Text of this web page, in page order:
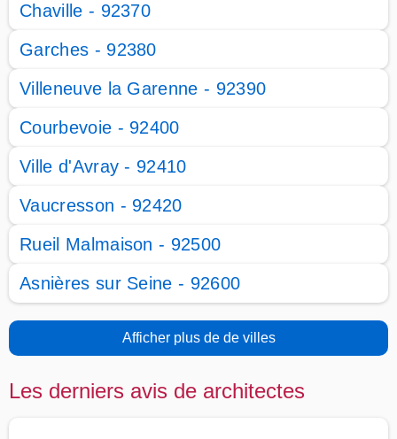
Chaville - 92370
Garches - 92380
Villeneuve la Garenne - 92390
Courbevoie - 92400
Ville d'Avray - 92410
Vaucresson - 92420
Rueil Malmaison - 92500
Asnières sur Seine - 92600
Afficher plus de de villes
Les derniers avis de architectes